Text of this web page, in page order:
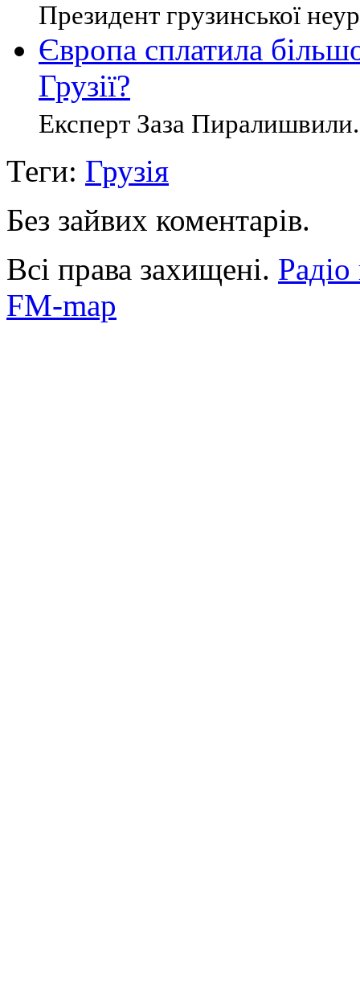
Президент грузинської
Європа сплатила
Грузії?
Експерт Заза
Теги: Грузія
Без зайвих коментарів.
Всі права захищені.
FM-map